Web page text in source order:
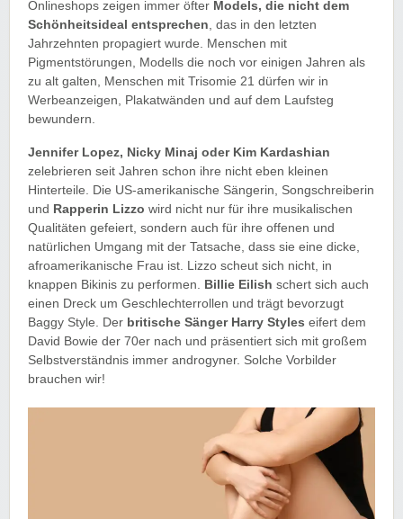
Onlineshops zeigen immer öfter Models, die nicht dem
Schönheitsideal entsprechen, das in den letzten
Jahrzehnten propagiert wurde. Menschen mit
Pigmentstörungen, Modells die noch vor einigen Jahren als
zu alt galten, Menschen mit Trisomie 21 dürfen wir in
Werbeanzeigen, Plakatwänden und auf dem Laufsteg
bewundern.
Jennifer Lopez, Nicky Minaj oder Kim Kardashian
zelebrieren seit Jahren schon ihre nicht eben kleinen
Hinterteile. Die US-amerikanische Sängerin, Songschreiberin
und Rapperin Lizzo wird nicht nur für ihre musikalischen
Qualitäten gefeiert, sondern auch für ihre offenen und
natürlichen Umgang mit der Tatsache, dass sie eine dicke,
afroamerikanische Frau ist. Lizzo scheut sich nicht, in
knappen Bikinis zu performen. Billie Eilish schert sich auch
einen Dreck um Geschlechterrollen und trägt bevorzugt
Baggy Style. Der britische Sänger Harry Styles eifert dem
David Bowie der 70er nach und präsentiert sich mit großem
Selbstverständnis immer androgyner. Solche Vorbilder
brauchen wir!